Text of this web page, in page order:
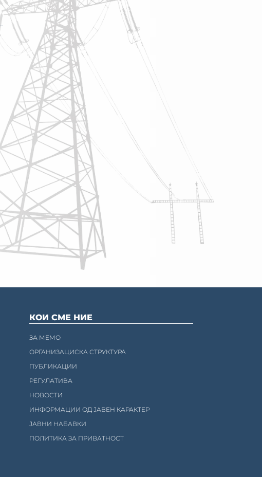
КОИ СМЕ НИЕ
ЗА МЕМО
ОРГАНИЗАЦИСКА СТРУКТУРА
ПУБЛИКАЦИИ
РЕГУЛАТИВА
НОВОСТИ
ИНФОРМАЦИИ ОД ЈАВЕН КАРАКТЕР
ЈАВНИ НАБАВКИ
ПОЛИТИКА ЗА ПРИВАТНОСТ